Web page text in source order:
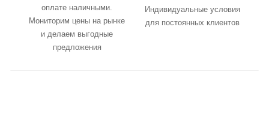
оплате наличными.
Мониторим цены на рынке
и делаем выгодные
предложения
Индивидуальные условия
для постоянных клиентов